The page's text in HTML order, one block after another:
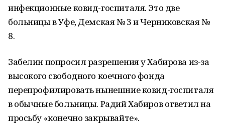
инфекционные ковид-госпиталя. Это две
больницы в Уфе, Демская № 3 и Черниковская №
8.
Забелин попросил разрешения у Хабирова из-за
высокого свободного коечного фонда
перепрофилировать нынешние ковид-госпиталя
в обычные больницы. Радий Хабиров ответил на
просьбу «конечно закрывайте».